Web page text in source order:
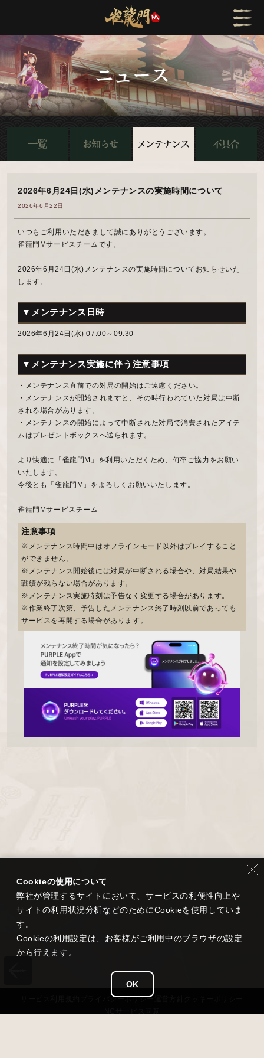
2026年6月24日(水)メンテナンスの実施時間について
2026年6月22日
いつもご利用いただきまして誠にありがとうございます。
雀龍門Mサービスチームです。
2026年6月24日(水)メンテナンスの実施時間についてお知らせいた
します。
▼メンテナンス日時
2026年6月24日(水) 07:00～09:30
▼メンテナンス実施に伴う注意事項
・メンテナンス直前での対局の開始はご遠慮ください。
・メンテナンスが開始されますと、その時行われていた対局は中断
される場合があります。
・メンテナンスの開始によって中断された対局で消費されたアイテ
ムはプレゼントボックスへ送られます。
より快適に「雀龍門M」を利用いただくため、何卒ご協力をお願い
いたします。
今後とも「雀龍門M」をよろしくお願いいたします。
雀龍門Mサービスチーム
注意事項
※メンテナンス時間中はオフラインモード以外はプレイすること
ができません。
※メンテナンス開始後には対局が中断される場合や、対局結果や
戦績が残らない場合があります。
※メンテナンス実施時刻は予告なく変更する場合があります。
※作業終了次第、予告したメンテナンス終了時刻以前であっても
サービスを再開する場合があります。
プライバシーポリシー
Cookieの使用について
弊社が管理するサイトにおいて、サービスの利便性向上や
サイトの利用状況分析などのためにCookieを使用していま
す。
Cookieの利用設定は、お客様がご利用中のブラウザの設定
から行えます。
OK